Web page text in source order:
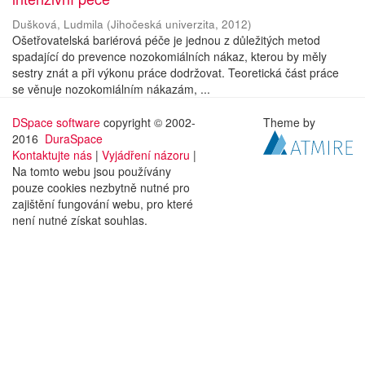
Dušková, Ludmila (Jihočeská univerzita, 2012)
Ošetřovatelská bariérová péče je jednou z důležitých metod
spadající do prevence nozokomiálních nákaz, kterou by měly
sestry znát a při výkonu práce dodržovat. Teoretická část práce
se věnuje nozokomiálním nákazám, ...
DSpace software copyright © 2002-
2016 DuraSpace
Kontaktujte nás | Vyjádření názoru |
Na tomto webu jsou používány
pouze cookies nezbytně nutné pro
zajištění fungování webu, pro které
není nutné získat souhlas.
Theme by